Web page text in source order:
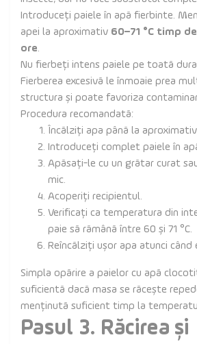
Introduceți paiele în apă fierbinte.
apei la aproximativ 60–71 °C timp
ore.
Nu fierbeți intens paiele pe toată
Fierberea excesivă le înmoaie prea
structura și poate favoriza
Procedura recomandată:
Încălziți apa până la aproximativ
Introduceți complet paiele în
Apăsați-le cu un grătar curat
mic.
Acoperiți recipientul.
Verificați ca temperatura din
paie să rămână între 60 și 71 °C.
Reîncălziți ușor apa atunci când
Simpla opărire a paielor cu apă
suficientă dacă masa se răcește
menținută suficient timp la
Pasul 3. Răcirea și